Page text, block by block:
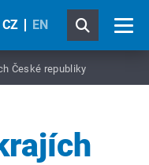
CZ EN
České republiky